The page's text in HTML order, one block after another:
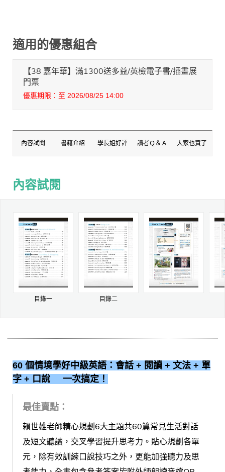
適用的優惠組合
【38 嘉年華】滿1300送多益/英檢電子書/插畫展
門票
優惠期限：至 2026/08/25 14:00
內容試閱 書籍介紹 學長姐好評 讀者Ｑ＆Ａ 大家也買了
內容試閱
目錄一 目錄二
60 個情境學好中級英語：會話 + 閱讀 + 文法 + 單
字 + 口說 一次搞定！
最佳賣點：
賴世雄老師精心規劃6大主題共60篇常見生活對話
及短文聽讀，交叉學習提升思考力。貼心規劃各單
元，除有效訓練口說技巧之外，更能加強聽力及思